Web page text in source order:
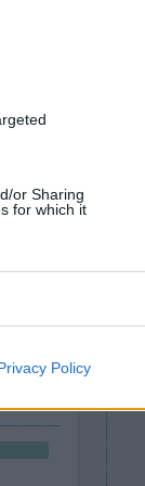
or Sharing
for which it
Policy